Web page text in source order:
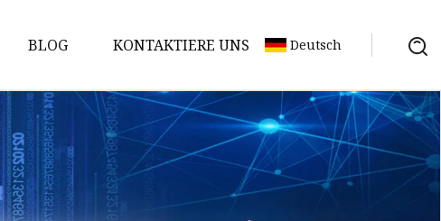
BLOG KONTAKTIERE UNS Deutsch